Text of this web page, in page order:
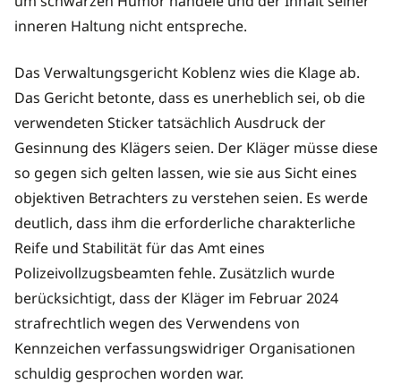
inneren Haltung nicht entspreche.
Das Verwaltungsgericht Koblenz wies die Klage ab.
Das Gericht betonte, dass es unerheblich sei, ob die
verwendeten Sticker tatsächlich Ausdruck der
Gesinnung des Klägers seien. Der Kläger müsse diese
so gegen sich gelten lassen, wie sie aus Sicht eines
objektiven Betrachters zu verstehen seien. Es werde
deutlich, dass ihm die erforderliche charakterliche
Reife und Stabilität für das Amt eines
Polizeivollzugsbeamten fehle. Zusätzlich wurde
berücksichtigt, dass der Kläger im Februar 2024
strafrechtlich wegen des Verwendens von
Kennzeichen verfassungswidriger Organisationen
schuldig gesprochen worden war.